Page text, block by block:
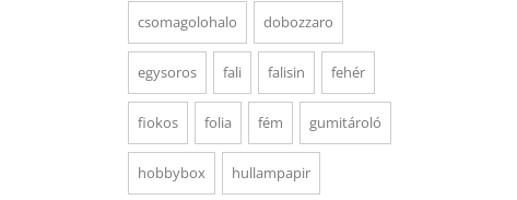
csomagolohalo dobozzaro
egysoros fali falisin fehér
fiokos folia fém gumitároló
hobbybox hullampapir